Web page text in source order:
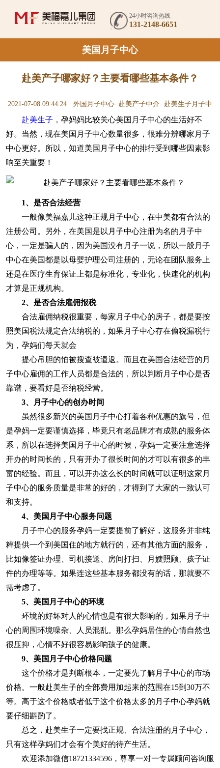
24小时咨询热线
131-2148-6651
美国月子中心
赴美产子哪家好？主要看哪些基本条件？
2021-07-08 09:44:24 外国月子中心 赴美产子中介 赴美生子月子中
心
赴美生子 ，孕妈妈比较关心美国月子中心的生活好不
好。当然，现在美国月子中心数量很多，很难分辨哪家月子
中心更好。所以，知道美国月子中心的排行受到哪些因素影
响至关重要！
1、是否合法经营
一般像美福嘉儿这种正规月子中心，在中美都有合法的
注册公司。另外，在美国是以月子中心注册为名的月子中
心，一定是骗人的，因为美国没有月子一说，所以一般月子
中心在美国都是以母婴护理公司注册的，无论在团队服务上
还是在医疗生育保证上都是标准化，专业化，快速化的机构
才算是正规机构。
2、是否合法雇佣报税
合法雇佣纳税很重要，每家月子中心的房子，都是要按
照美国税法规定合法纳税的，如果月子中心存在偷税漏税行
为，孕妈们每天就会
提心吊胆的怕被搜查被遣返。而且在美国合法经营的月
子中心雇佣的工作人员都是合法的，所以判断月子中心是否
靠谱，要看好是否纳税经营。
3、月子中心的创办时间
虽然很多新兴的美国月子中心打着各种优惠的旗号，但
是孕妈一定要谨慎选择，毕竟只有老品牌才有成熟的服务体
系，所以在选择美国月子中心的时候，孕妈一定要注意选择
开办的时间长的，只有开办了很长时间的才可以有很多的丰
富的经验。而且，可以开办这么长的时间就可以证明这家月
子中心的服务质量是非常的好的，才得到了大家的一致认可
和支持。
4、美国月子中心服务问题
月子中心的服务孕妈一定要提前了解好，这服务并非纯
粹提供一个到美国住的地方就行的，还有其他方面的服务，
比如像签证办理、司机接送、房间打扫、月嫂照顾、孩子证
件的办理等等。如果连这些基本服务都没有的话，那就要不
需考虑了。
5、美国月子中心的环境
环境的好坏对人的心情也是有很大影响的，如果月子中
心的周围环境噪杂、人员混乱。那么孕妈居住的心情自然也
很压抑，心情不好很容易影响孩子的健康。
9、美国月子中心价格问题
这个价格才是判断根本，一定要先了解月子中心的市场
价格。一般赴美生子的全部费用加起来的范围在15到30万不
等。高于这个价格或者低于这个价格太多的月子中心孕妈就
要仔细斟酌了。
总之，赴美生子一定要找正规、合法注册的月子中心，
只有这样孕妈们才会有个美好的待产生活。
欢迎添加微信18721334596，尊享一对一专属顾问咨询服